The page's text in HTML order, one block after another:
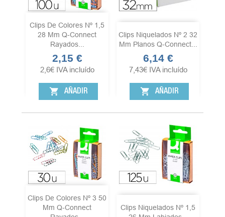
Clips De Colores Nº 1,5
28 Mm Q-Connect
Rayados...
Precio
2,15 €
2,6€ IVA incluído
shopping_cart AÑADIR
Clips Niquelados Nº 2 32
Mm Planos Q-Connect...
Precio
6,14 €
7,43€ IVA incluído
shopping_cart AÑADIR
Clips De Colores Nº 3 50
Mm Q-Connect
Clips Niquelados Nº 1,5